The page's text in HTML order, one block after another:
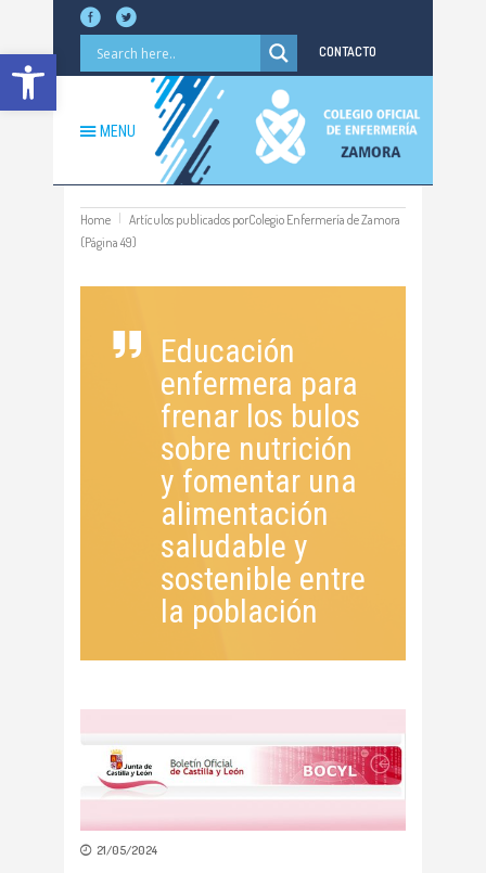
Abrir barra de herramientas CONTACTO
MENU
Home
Artículos publicados porColegio Enfermería de Zamora
(Página 49)
Educación
enfermera para
frenar los bulos
sobre nutrición
y fomentar una
alimentación
saludable y
sostenible entre
la población
21/05/2024